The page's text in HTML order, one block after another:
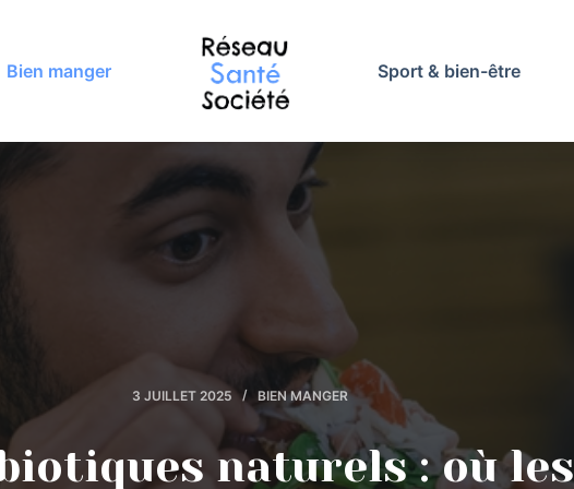
Bien manger Sport & bien-être
3 JUILLET 2025 BIEN MANGER
naturels : où les